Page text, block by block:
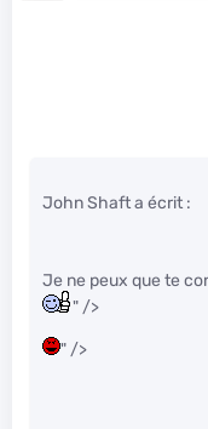
John Shaft a écrit :
Je ne peux que te
" />
" />